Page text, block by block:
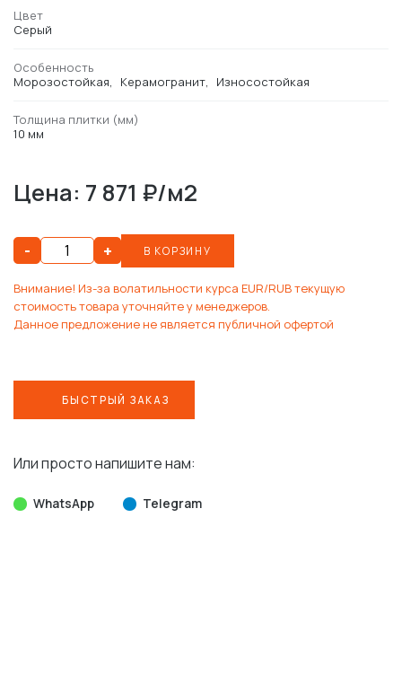
Цвет
Серый
Особенность
Морозостойкая
Керамогранит Износостойкая
Толщина плитки (мм)
10 мм
Цена: 7 871 ₽/м2
- + В КОРЗИНУ
Внимание! Из-за волатильности курса EUR/RUB текущую
стоимость товара уточняйте у менеджеров.
Данное предложение не является публичной офертой
БЫСТРЫЙ ЗАКАЗ
Или просто напишите нам:
WhatsApp Telegram